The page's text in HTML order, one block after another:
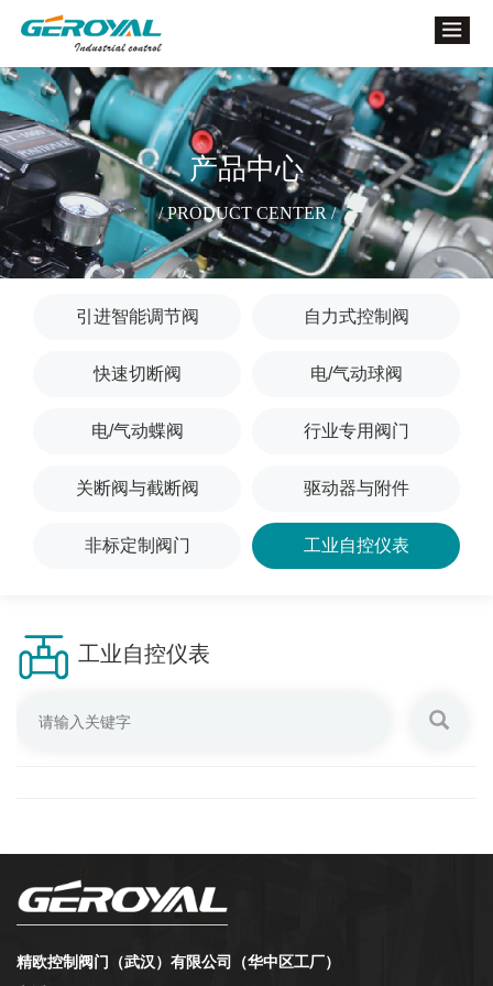
产品中心
/ PRODUCT CENTER /
引进智能调节阀 自力式控制阀
快速切断阀 电/气动球阀
电/气动蝶阀 行业专用阀门
关断阀与截断阀 驱动器与附件
非标定制阀门 工业自控仪表
工业自控仪表
精欧控制阀门（武汉）有限公司（华中区工厂）